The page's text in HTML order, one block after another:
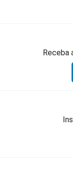
Receba